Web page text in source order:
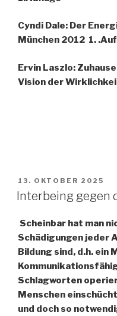
Cyndi Dale: Der
München 2012 1.
Ervin Laszlo:
Vision der
VERÖFFENTLICHT
AM
13. OKTOBER 2025
Interbeing gegen
Scheinbar hat man
Schädigungen jeder
Bildung sind, d.h. ein
Schlagworten
Menschen
und doch so